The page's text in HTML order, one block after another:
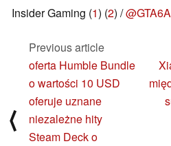
Insider Gaming (1) (2) /
⟨
Previous article
oferta Humble Bundle
o wartości 10 USD
oferuje uznane
niezależne hity
Steam Deck o